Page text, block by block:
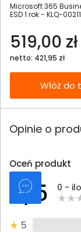
Microsoft 365
ESD 1 rok - KLQ-00211
519,00 zł
netto: 421,95 zł
Włóż do
Opinie o
Oceń produkt
0/5 0 -
5